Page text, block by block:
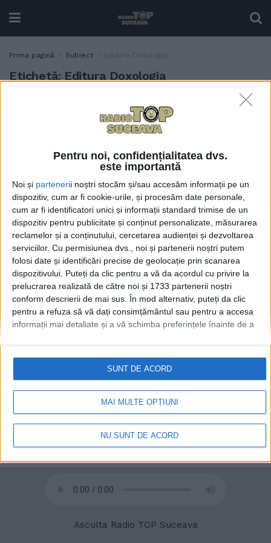
Pentru noi, confidențialitatea dvs.
este importantă
Noi și partenerii noștri stocăm și/sau accesăm informații pe un
dispozitiv, cum ar fi cookie-urile, și procesăm date personale,
cum ar fi identificatori unici și informații standard trimise de un
dispozitiv pentru publicitate și conținut personalizate, măsurarea
reclamelor și a conținutului, cercetarea audienței și dezvoltarea
serviciilor. Cu permisiunea dvs., noi și partenerii noștri putem
folosi date și identificări precise de geolocație prin scanarea
dispozitivului. Puteți da clic pentru a vă da acordul cu privire la
prelucrarea realizată de către noi și 1733 partenerii noștri
conform descrierii de mai sus. În mod alternativ, puteți da clic
pentru a refuza să vă dați consimțământul sau pentru a accesa
informații mai detaliate și a vă schimba preferințele înainte de a
retrageți consimțământul în orice moment, revenind la acest site
și făcând clic pe butonul "Confidențialitate" din partea de jos a
paginii web.
MAI MULTE OPȚIUNI
NU SUNT DE ACORD
SUNT DE ACORD
Prima pagină Subiect Editura Doxologia
Etichetă: Editura Doxologia
ÎPS Calinic: Editura
”Crimca” va ”crește”
7 MARTIE, 2021
© 2020 Radio TOP Suceava 104 FM
Asculta Radio TOP Suceava